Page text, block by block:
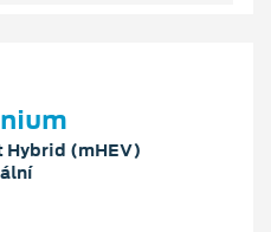
Hybrid (mHEV)